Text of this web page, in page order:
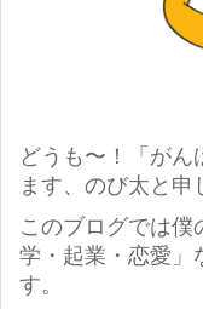
どうも〜！「がん
ます、のび太と申
このブログでは僕
学・起業・恋愛」
す。